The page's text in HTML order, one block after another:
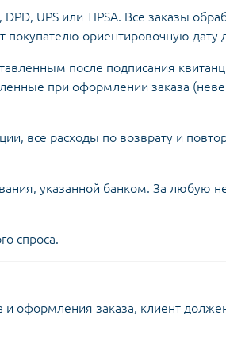
UPS или TIPSA. Все заказы
ориентировочную дату
после подписания
при оформлении заказа
все расходы по возврату и
указанной банком. За любую
спроса.
и оформления заказа, клиент